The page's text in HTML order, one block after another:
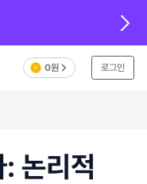
0원 로그인
논리적